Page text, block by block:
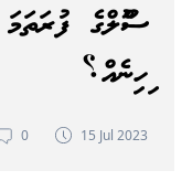
ސްކޫލްގެ
ކިހިނެއް؟
0 15 Jul 2023